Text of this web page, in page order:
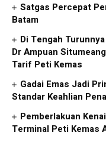
Satgas Percepat
Batam
Di Tengah
Dr Ampuan
Tarif Peti Kemas
Gadai Emas Jadi
Standar Keahlian
Pemberlakuan
Terminal Peti Kemas